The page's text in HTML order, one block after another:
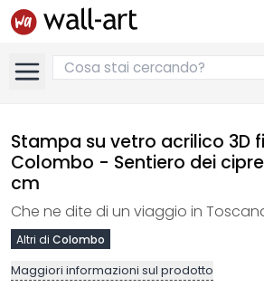
Stampa su vetro acrilico 3D
Colombo - Sentiero dei
cm
Che ne dite di un viaggio in
Altri di Colombo
Maggiori informazioni sul prodotto